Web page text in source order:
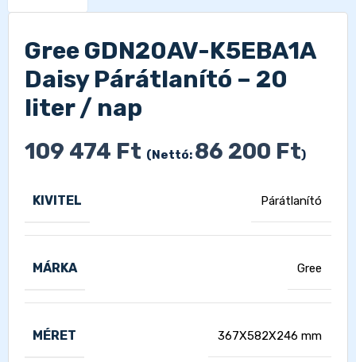
Gree GDN20AV-K5EBA1A
Daisy Párátlanító – 20
liter / nap
109 474 Ft (Nettó: 86 200 Ft)
KIVITEL Párátlanító
MÁRKA Gree
MÉRET 367X582X246 mm